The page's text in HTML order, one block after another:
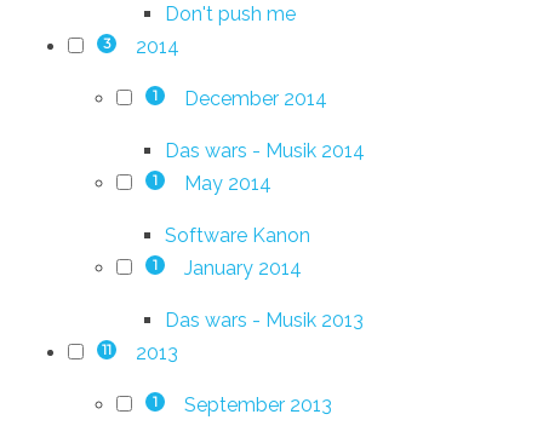
Don't push me
3 2014
1 December 2014
Das wars - Musik 2014
1 May 2014
Software Kanon
1 January 2014
Das wars - Musik 2013
11 2013
1 September 2013